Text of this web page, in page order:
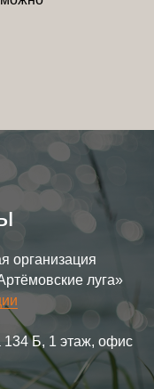
организация
луга»
Б, 1 этаж, офис